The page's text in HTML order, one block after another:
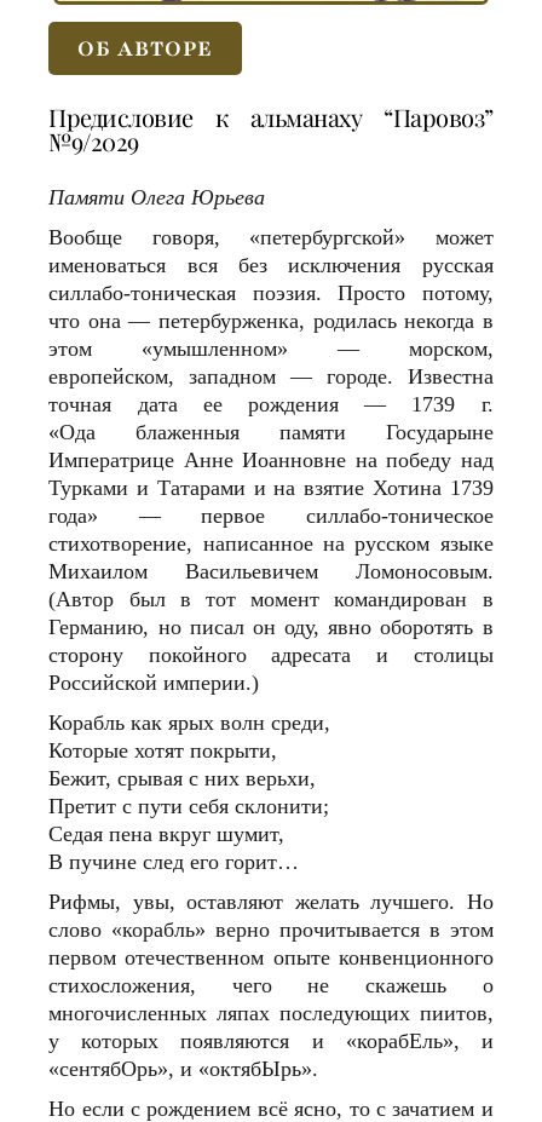
ОБ АВТОРЕ
Предисловие к альманаху “Паровоз”
№9/2029
Памяти Олега Юрьева
Вообще говоря, «петербургской» может
именоваться вся без исключения русская
силлабо-тоническая поэзия. Просто потому,
что она — петербурженка, родилась некогда в
этом «умышленном» — морском,
европейском, западном — городе. Известна
точная дата ее рождения — 1739 г.
«Ода блаженныя памяти Государыне
Императрице Анне Иоанновне на победу над
Турками и Татарами и на взятие Хотина 1739
года» — первое силлабо-тоническое
стихотворение, написанное на русском языке
Михаилом Васильевичем Ломоносовым.
(Автор был в тот момент командирован в
Германию, но писал он оду, явно оборотять в
сторону покойного адресата и столицы
Российской империи.)
Корабль как ярых волн среди,
Которые хотят покрыти,
Бежит, срывая с них верьхи,
Претит с пути себя склонити;
Седая пена вкруг шумит,
В пучине след его горит…
Рифмы, увы, оставляют желать лучшего. Но
слово «корабль» верно прочитывается в этом
первом отечественном опыте конвенционного
стихосложения, чего не скажешь о
многочисленных ляпах последующих пиитов,
у которых появляются и «корабЕль», и
«сентябОрь», и «октябЫрь».
Но если с рождением всё ясно, то с зачатием и